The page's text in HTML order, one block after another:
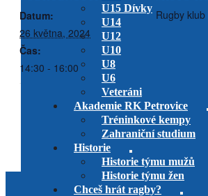
U15 Dívky
U14
U12
U10
U8
U6
Veteráni
Akademie RK Petrovice
Tréninkové kempy
Zahraniční studium
Historie
Historie týmu mužů
Historie týmu žen
Chceš hrát ragby?
Datum:
26 května, 2024
Čas:
14:30 - 16:00
Rugby
Regionální turnaj
U14 – RK
Praha